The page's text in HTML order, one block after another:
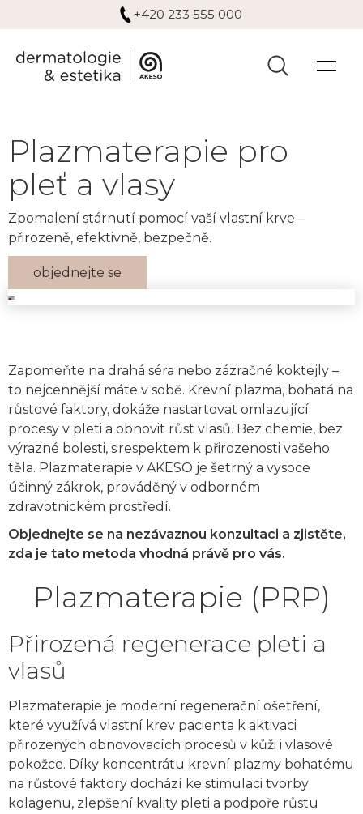
+420 233 555 000
Plazmaterapie pro
pleť a vlasy
Zpomalení stárnutí pomocí vaší vlastní krve –
přirozeně, efektivně, bezpečně.
objednejte se
Zapomeňte na drahá séra nebo zázračné koktejly –
to nejcennější máte v sobě. Krevní plazma, bohatá na
růstové faktory, dokáže nastartovat omlazující
procesy v pleti a obnovit růst vlasů. Bez chemie, bez
výrazné bolesti, s respektem k přirozenosti vašeho
těla. Plazmaterapie v AKESO je šetrný a vysoce
účinný zákrok, prováděný v odborném
zdravotnickém prostředí.
Objednejte se na nezávaznou konzultaci a zjistěte,
zda je tato metoda vhodná právě pro vás.
Plazmaterapie (PRP)
Přirozená regenerace pleti a
vlasů
Plazmaterapie je moderní regenerační ošetření,
které využívá vlastní krev pacienta k aktivaci
přirozených obnovovacích procesů v kůži i vlasové
pokožce. Díky koncentrátu krevní plazmy bohatému
na růstové faktory dochází ke stimulaci tvorby
kolagenu, zlepšení kvality pleti a podpoře růstu